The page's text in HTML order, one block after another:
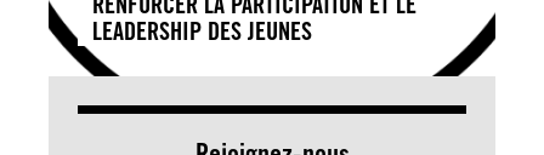
LEADERSHIP DES JEUNES